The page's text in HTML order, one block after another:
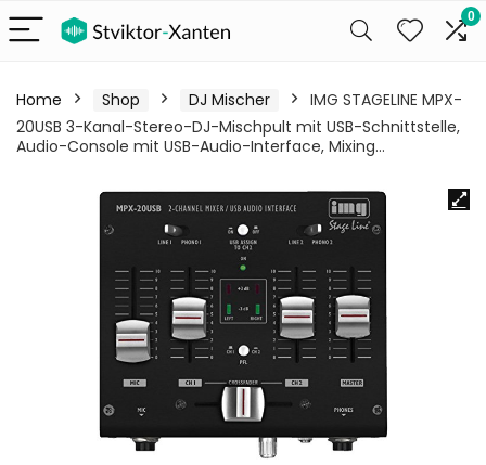
0
Home Shop DJ Mischer
IMG STAGELINE MPX-
20USB 3-Kanal-Stereo-DJ-Mischpult mit USB-Schnittstelle,
Audio-Console mit USB-Audio-Interface, Mixing…